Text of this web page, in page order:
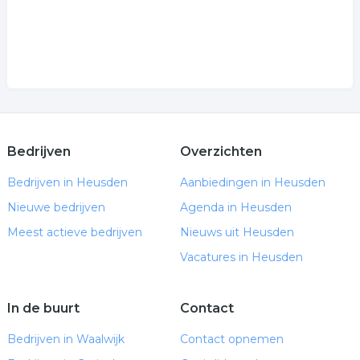
Bedrijven
Bedrijven in Heusden
Nieuwe bedrijven
Meest actieve bedrijven
Overzichten
Aanbiedingen in Heusden
Agenda in Heusden
Nieuws uit Heusden
Vacatures in Heusden
In de buurt
Bedrijven in Waalwijk
Contact
Contact opnemen